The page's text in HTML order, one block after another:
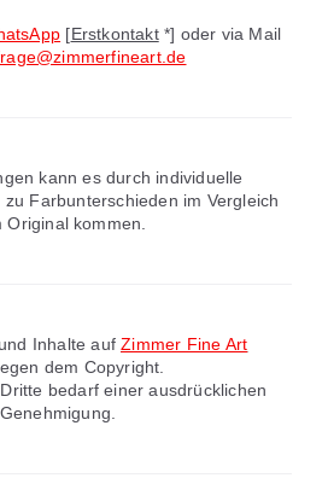
[Erstkontakt*] oder via Mail
kann es durch individuelle
Farbunterschieden im Vergleich
Original kommen.
Inhalte aufZimmer Fine Art
dem Copyright.
bedarf einer ausdrücklichen
Genehmigung.